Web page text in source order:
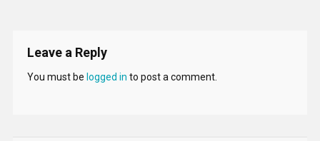
Leave a Reply
You must be logged in to post a comment.